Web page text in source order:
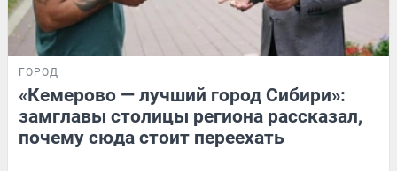
ГОРОД
«Кемерово — лучший город Сибири»:
замглавы столицы региона рассказал,
почему сюда стоит переехать